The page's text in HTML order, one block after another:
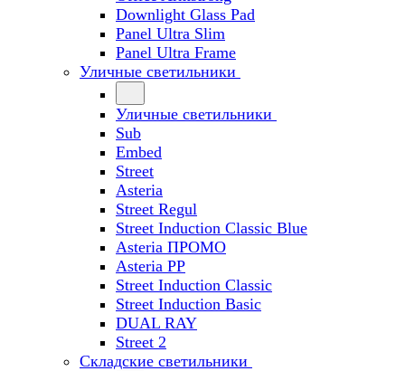
Downlight Glass Pad
Panel Ultra Slim
Panel Ultra Frame
Уличные светильники
Уличные светильники
Sub
Embed
Street
Asteria
Street Regul
Street Induction Classic Blue
Asteria ПРОМО
Asteria PP
Street Induction Classic
Street Induction Basic
DUAL RAY
Street 2
Складские светильники